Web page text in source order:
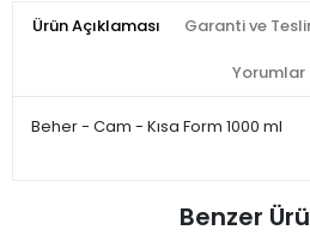
Ürün Açıklaması Garanti ve
Yorumlar
Beher - Cam - Kısa Form 1000 ml
Benzer